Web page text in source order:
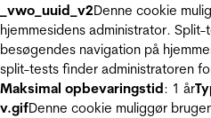
_vwo_uuid_v2Denne cookie
hjemmesidens administrator.
besøgendes navigation på
split-tests finder administratoren
Maksimal opbevaringstid: 1 år
v.gifDenne cookie muliggør